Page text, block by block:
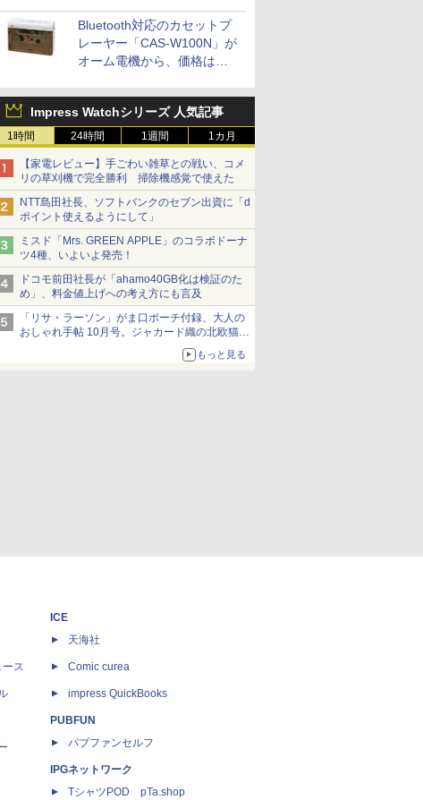
Bluetooth対応のカセットプ
レーヤー「CAS-W100N」が
オーム電機から、価格は
Impress Watchシリーズ 人気記事
1時間 24時間 1週間 1カ月
【家電レビュー】手ごわい雑草との戦い、コメ
リの草刈機で完全勝利 掃除機感覚で使えた
NTT島田社長、ソフトバンクのセブン出資に「d
ポイント使えるようにして」
ミスド「Mrs. GREEN APPLE」のコラボドーナ
ツ4種、いよいよ発売！
ドコモ前田社長が「ahamo40GB化は検証のた
め」、料金値上げへの考え方にも言及
「リサ・ラーソン」がま口ポーチ付録、大人の
おしゃれ手帖 10月号。ジャカード織の北欧猫デ
もっと見る
ス
ICE
天海社
Comic curea
impress QuickBooks
PUBFUN
パブファンセルフ
IPGネットワーク
TシャツPOD pTa.shop